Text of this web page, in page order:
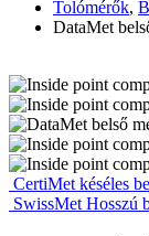
Tolómérők,
DataMet
CertiMet késéles
SwissMet Hosszú